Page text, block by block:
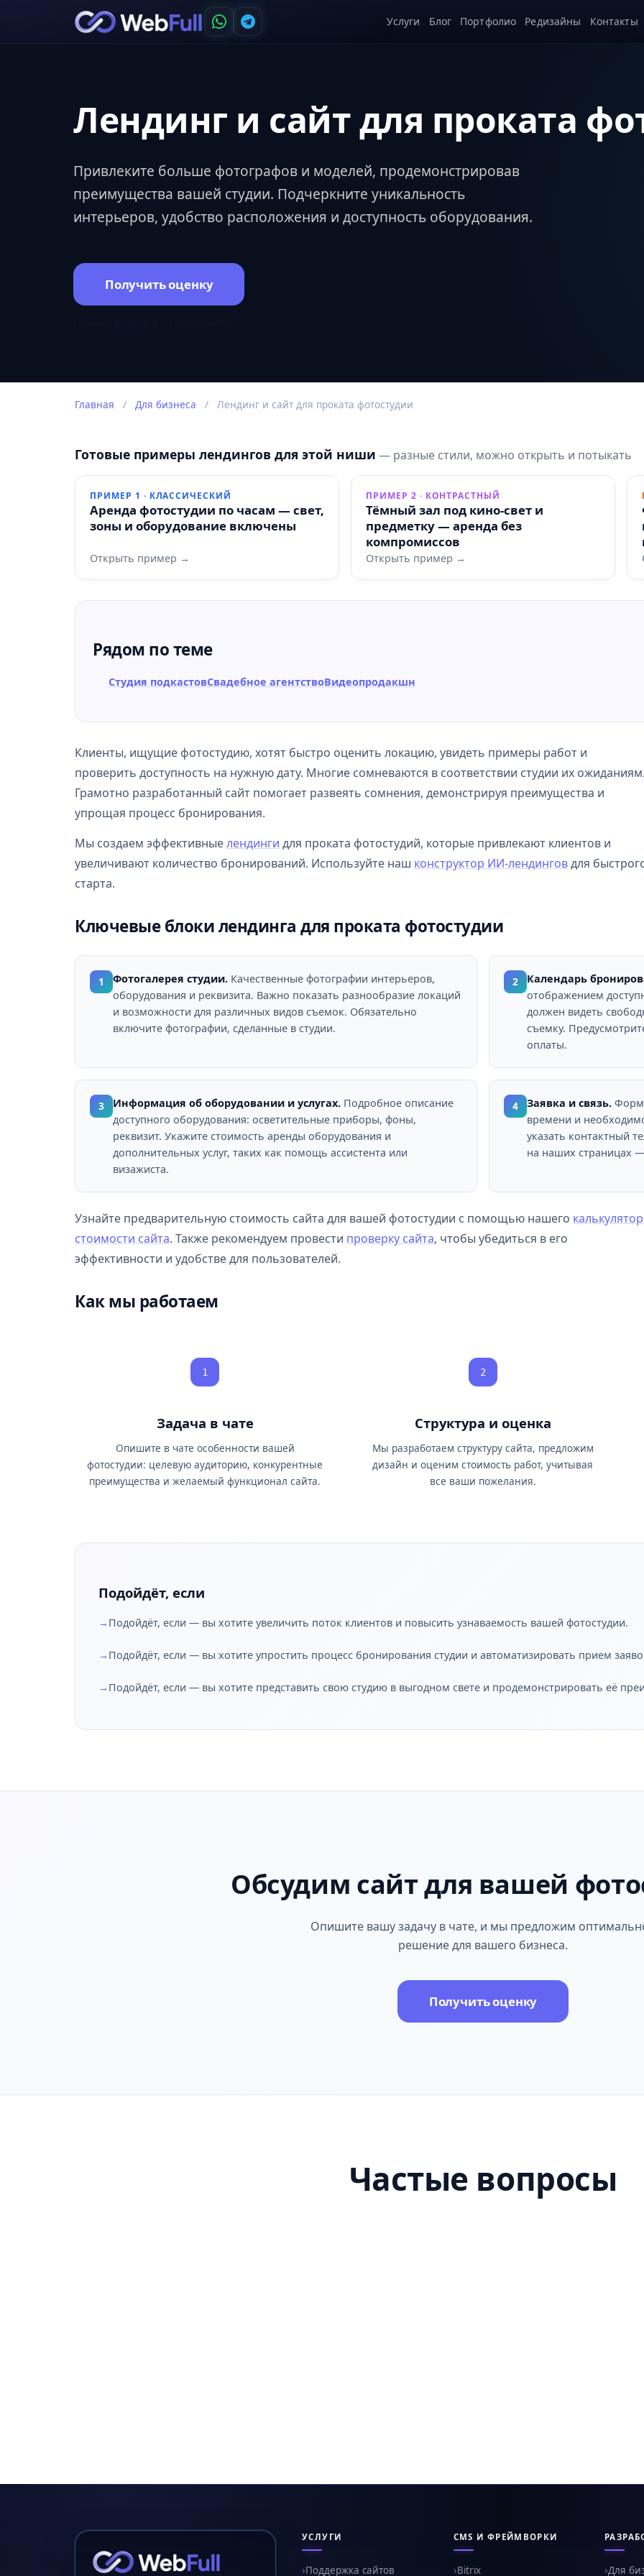
Услуги Блог Портфолио Редизайны Контакты
Лендинг и сайт для проката
Привлеките больше фотографов и моделей, продемонстрировав
преимущества вашей студии. Подчеркните уникальность
интерьеров, удобство расположения и доступность оборудования.
Получить оценку
Главная / Для бизнеса / Лендинг и сайт для проката фотостудии
Готовые примеры лендингов для этой ниши — разные стили, можно открыть и потыкать
ПРИМЕР 1 · КЛАССИЧЕСКИЙ
Аренда фотостудии по часам — свет,
зоны и оборудование включены
Открыть пример →
ПРИМЕР 2 · КОНТРАСТНЫЙ
Тёмный зал под кино‑свет и
предметку — аренда без
компромиссов
Открыть пример →
Рядом по теме
Студия подкастовСвадебное агентствоВидеопродакшн
Клиенты, ищущие фотостудию, хотят быстро оценить локацию, увидеть примеры работ и
проверить доступность на нужную дату. Многие сомневаются в соответствии студии их
Грамотно разработанный сайт помогает развеять сомнения, демонстрируя преимущества и
упрощая процесс бронирования.
Мы создаем эффективныелендинги для проката фотостудий, которые привлекают клиентов и
увеличивают количество бронирований. Используйте наш конструктор ИИ-лендинговдля
старта.
Ключевые блоки лендинга для проката фотостудии
1 Фотогалерея студии. Качественные фотографии интерьеров,
оборудования и реквизита. Важно показать разнообразие локаций
и возможности для различных видов съемок. Обязательно
включите фотографии, сделанные в студии.
2
Календарь
отображением
должен видеть
съемку.
оплаты.
3 Информация об оборудовании и услугах. Подробное описание
доступного оборудования: осветительные приборы, фоны,
реквизит. Укажите стоимость аренды оборудования и
дополнительных услуг, таких как помощь ассистента или
визажиста.
4 Заявка и связь.
времени и
указать контактный
на наших страницах —
Узнайте предварительную стоимость сайта для вашей фотостудии с помощью нашего
стоимости сайта. Также рекомендуем провести проверку сайта, чтобы убедиться в его
эффективности и удобстве для пользователей.
Как мы работаем
1
Задача в чате
Опишите в чате особенности вашей
фотостудии: целевую аудиторию, конкурентные
преимущества и желаемый функционал сайта.
2
Структура и оценка
Мы разработаем структуру сайта, предложим
дизайн и оценим стоимость работ, учитывая
все ваши пожелания.
Подойдёт, если
Подойдёт, если — вы хотите увеличить поток клиентов и повысить узнаваемость вашей фотостудии.
Подойдёт, если — вы хотите упростить процесс бронирования студии и автоматизировать прием
Подойдёт, если — вы хотите представить свою студию в выгодном свете и продемонстрировать её
Обсудим сайт для вашей
Опишите вашу задачу в чате, и мы предложим
решение для вашего бизнеса.
Получить оценку
Частые вопросы
УСЛУГИ
Поддержка сайтов
CMS И ФРЕЙМВОРКИ
Bitrix Для